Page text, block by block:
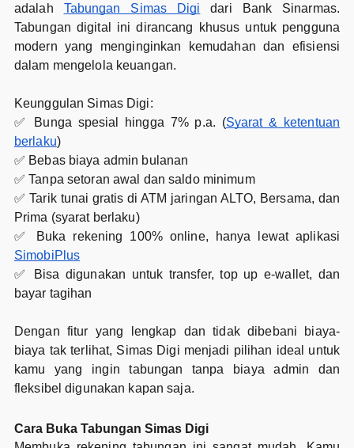
adalah Tabungan Simas Digi dari Bank Sinarmas.
Tabungan digital ini dirancang khusus untuk pengguna
modern yang menginginkan kemudahan dan efisiensi
dalam mengelola keuangan.
Keunggulan Simas Digi:
✅ Bunga spesial hingga 7% p.a. (Syarat & ketentuan
berlaku)
✅ Bebas biaya admin bulanan
✅ Tanpa setoran awal dan saldo minimum
✅ Tarik tunai gratis di ATM jaringan ALTO, Bersama, dan
Prima (syarat berlaku)
✅ Buka rekening 100% online, hanya lewat aplikasi
SimobiPlus
✅ Bisa digunakan untuk transfer, top up e-wallet, dan
bayar tagihan
Dengan fitur yang lengkap dan tidak dibebani biaya-
biaya tak terlihat, Simas Digi menjadi pilihan ideal untuk
kamu yang ingin tabungan tanpa biaya admin dan
fleksibel digunakan kapan saja.
Cara Buka Tabungan Simas Digi